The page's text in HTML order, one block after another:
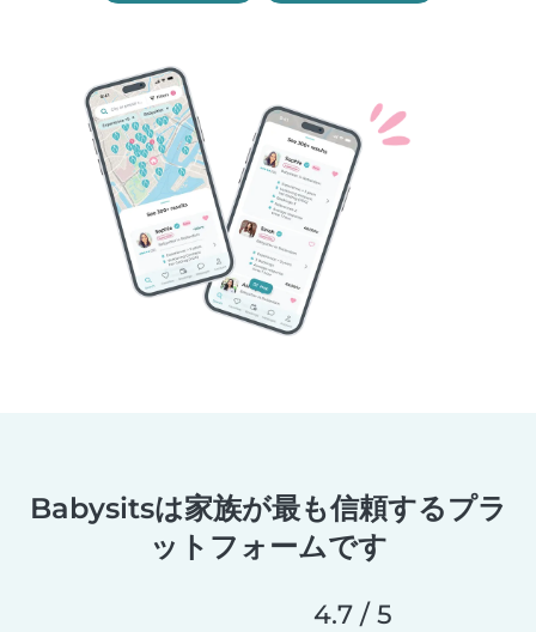
Babysitsは家族が最も信頼するプラ
ットフォームです
4.7 / 5